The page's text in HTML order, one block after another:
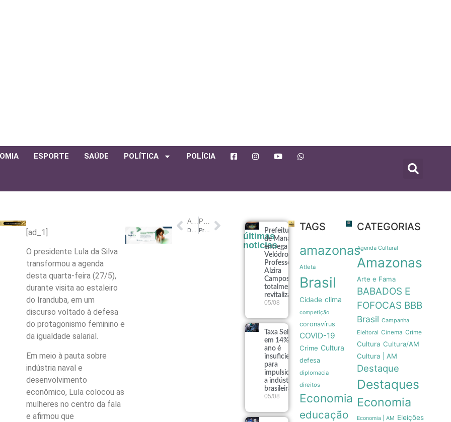
ESPORTE SAÚDE POLÍTICA POLÍCIA
[ad_1]
O presidente Lula da Silva
transformou a agenda
desta quarta-feira (27/5),
durante visita ao estaleiro
do Iranduba, em um
discurso voltado à defesa
do protagonismo feminino e
da igualdade salarial.
Em meio à pauta sobre
indústria naval e
desenvolvimento
econômico, Lula colocou as
mulheres no centro da fala
e afirmou que
ANTERIOR
Dólar sobe para R$ 5,06; bolsa cai com IPCA-15 e recuo do petróleo
PRÓXIMO
Prefeito Renato Junior acompanha presidente Lula em extensa agenda de investimentos para a população de Manaus
últimas
noticias
Prefeitura
de Manaus
entrega
Velódromo
Professora
Alzira
Campos
totalmente
revitalizado
05/08
Taxa Selic
em 14% ao
ano é
insuficiente
para
impulsionar
a indústria
brasileira
05/08
TAGS
amazonas
Atleta
Brasil
Cidade clima
competição
coronavírus
COVID-19
Crime Cultura
defesa
diplomacia
direitos
Economia
educação
CATEGORIAS
Agenda Cultural
Amazonas
Arte e Fama
BABADOS E
FOFOCAS BBB
Brasil Campanha
Eleitoral Cinema Crime
Cultura Cultura/AM
Cultura | AM
Destaque
Destaques
Economia
Economia | AM Eleições